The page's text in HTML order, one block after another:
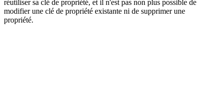
réutiliser sa clé de propriété, et il n'est pas non plus possible de
modifier une clé de propriété existante ni de supprimer une
propriété.